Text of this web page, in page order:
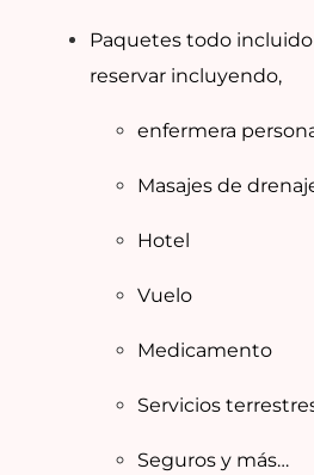
Paquetes todo
reservar incluyendo,
enfermera
Masajes de
Hotel
Vuelo
Medicamento
Servicios
Seguros y más…